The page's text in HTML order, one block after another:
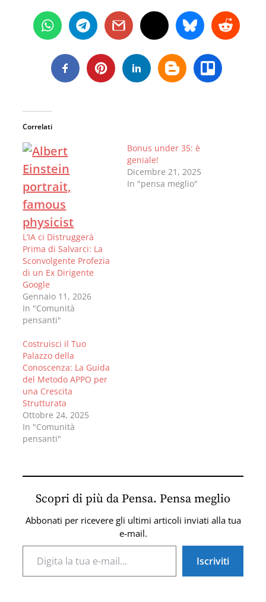
Correlati
L’IA ci Distruggerà
Prima di Salvarci: La
Sconvolgente Profezia
di un Ex Dirigente
Google
Gennaio 11, 2026
In "Comunità
pensanti"
Bonus under 35: è
geniale!
Dicembre 21, 2025
In "pensa meglio"
Costruisci il Tuo
Palazzo della
Conoscenza: La Guida
del Metodo APPO per
una Crescita
Strutturata
Ottobre 24, 2025
In "Comunità
pensanti"
Scopri di più da Pensa. Pensa meglio
Abbonati per ricevere gli ultimi articoli inviati alla tua
e-mail.
Digita la tua e-mail...
Iscriviti